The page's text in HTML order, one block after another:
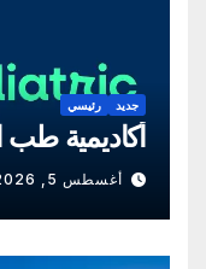
جديد رئيسي
أكاديمية
أغسطس 5, 2026